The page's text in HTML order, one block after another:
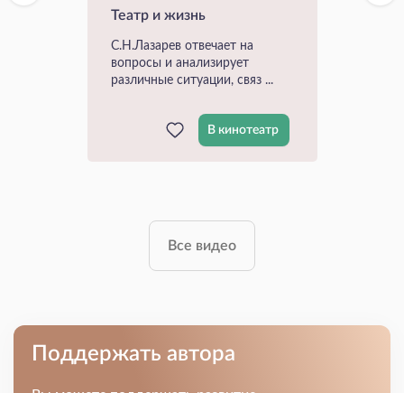
Театр и жизнь
С.Н.Лазарев отвечает на
вопросы и анализирует
различные ситуации, связ ...
В кинотеатр
Все видео
Поддержать автора